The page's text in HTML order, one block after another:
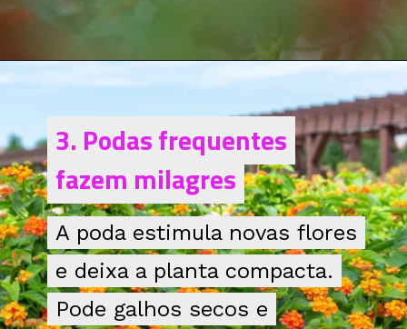
3. Podas frequentes
fazem milagres
3. Podas frequentes
fazem milagres
A poda estimula novas flores
e deixa a planta compacta.
Pode galhos secos e
A poda estimula novas flores
e deixa a planta compacta.
Pode galhos secos e